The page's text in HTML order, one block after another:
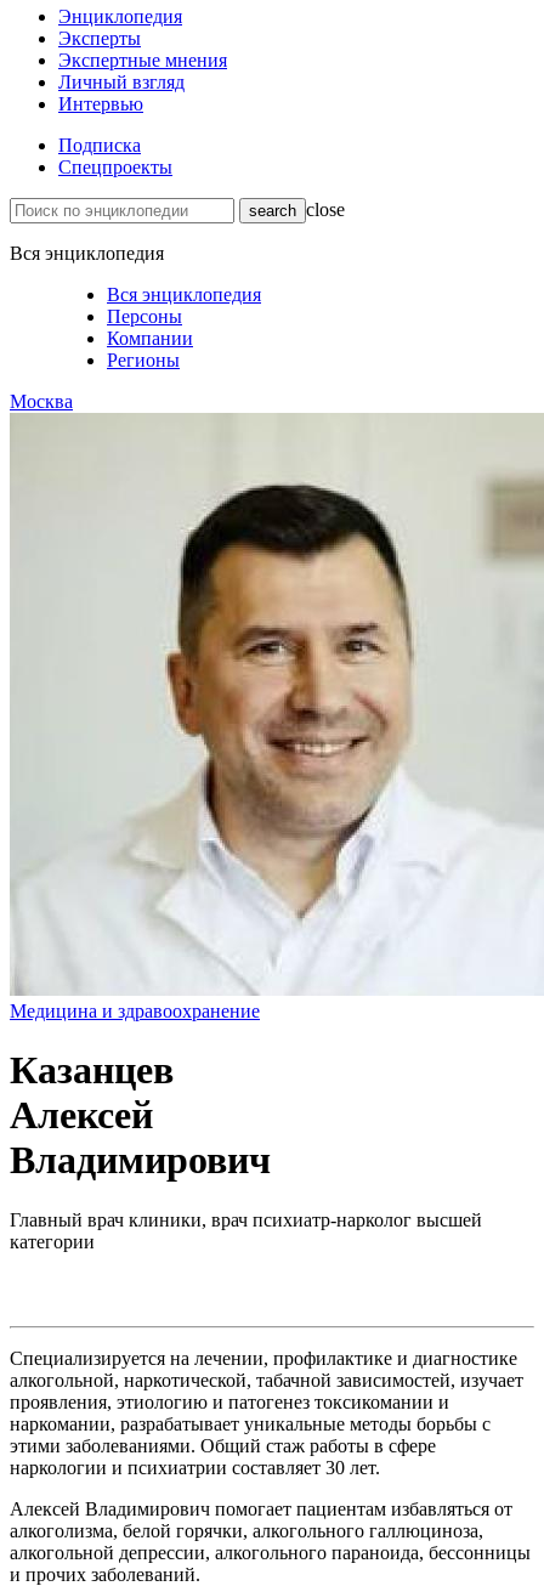
Энциклопедия
Эксперты
Экспертные мнения
Личный взгляд
Интервью
Подписка
Спецпроекты
close
Вся энциклопедия
Вся энциклопедия
Персоны
Компании
Регионы
Москва
Медицина и здравоохранение
Казанцев
Алексей
Владимирович
Главный врач клиники, врач психиатр-нарколог высшей
категории
Специализируется на лечении, профилактике и диагностике
алкогольной, наркотической, табачной зависимостей, изучает
проявления, этиологию и патогенез токсикомании и
наркомании, разрабатывает уникальные методы борьбы с
этими заболеваниями. Общий стаж работы в сфере
наркологии и психиатрии составляет 30 лет.
Алексей Владимирович помогает пациентам избавляться от
алкоголизма, белой горячки, алкогольного галлюциноза,
алкогольной депрессии, алкогольного параноида, бессонницы
и прочих заболеваний.